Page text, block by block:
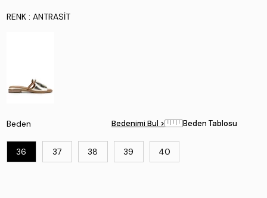
RENK: ANTRASIT
Beden
36 37 38 39 40
Bedenimi Bul > Beden Tablosu
Bedenimi Bul > Beden Tablosu